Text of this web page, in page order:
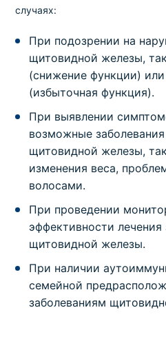
случаях:
При подозрении на
щитовидной железы,
(снижение функции) или
(избыточная функция).
При выявлении
возможные
щитовидной железы,
изменения веса,
волосами.
При проведении
эффективности лечения
щитовидной железы.
При наличии
семейной
заболеваниям